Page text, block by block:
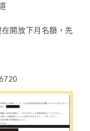
在開放下月名額，先